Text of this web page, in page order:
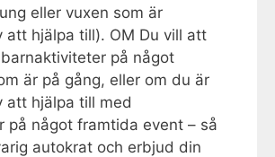
eller vuxen som är
att hjälpa till). OM Du vill att
på något
är på gång, eller om du är
att hjälpa till med
på något framtida event – så
autokrat och erbjud din